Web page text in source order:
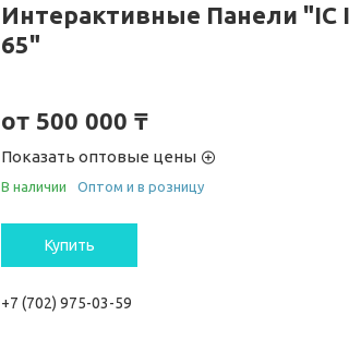
Интерактивные Панели "IC
65"
от 500 000 ₸
Показать оптовые цены
В наличии Оптом и в розницу
Купить
+7 (702) 975-03-59